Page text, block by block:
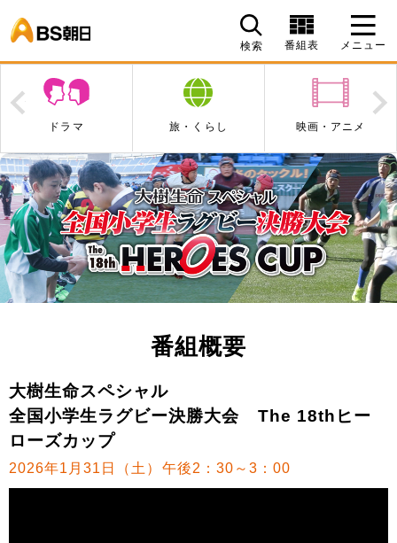
検索 番組表 メニュー
旅・くらし 映画・アニメ エンタメ・音楽
Prev
番組概要
大樹生命スペシャル
全国小学生ラグビー決勝大会 The 18thヒー
ローズカップ
2026年1月31日（土）午後2：30～3：00